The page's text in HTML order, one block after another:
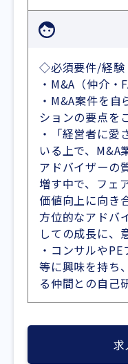
◇必須要件/経験
・M&A（仲介・
・M&A案件を
ションの要点を
・「経営者に愛
いる上で、M&A
アドバイザーの
増す中で、フェ
価値向上に向き
方位的なアドバ
しての成長に、
・コンサルや
等に興味を持ち
る仲間との自己
求